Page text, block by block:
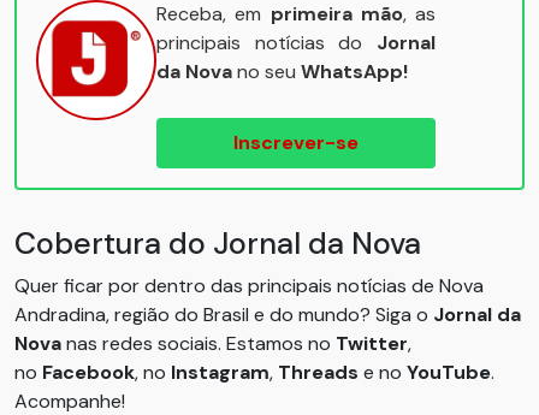
Receba, em primeira mão, as
principais notícias do Jornal
da Novano seu WhatsApp!
Inscrever-se
Cobertura do Jornal da Nova
Quer ficar por dentro das principais notícias de Nova
Andradina, região do Brasil e do mundo? Siga o Jornal da
Novanas redes sociais. Estamos no Twitter,
no Facebook, no Instagram, Threads e no YouTube.
Acompanhe!